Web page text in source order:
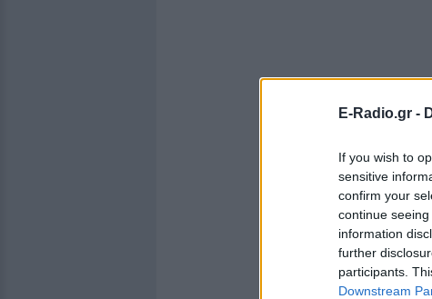
E-Radio.gr -
If you wish to
sensitive
confirm your
continue
information
further
participants.
Downstream